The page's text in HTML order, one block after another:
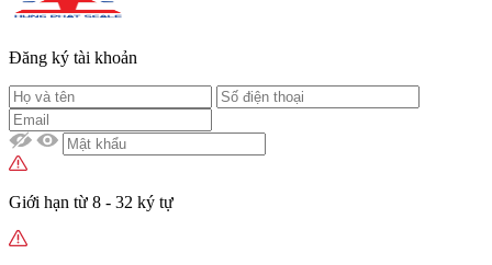
Đăng ký tài khoản
Giới hạn từ 8 - 32 ký tự